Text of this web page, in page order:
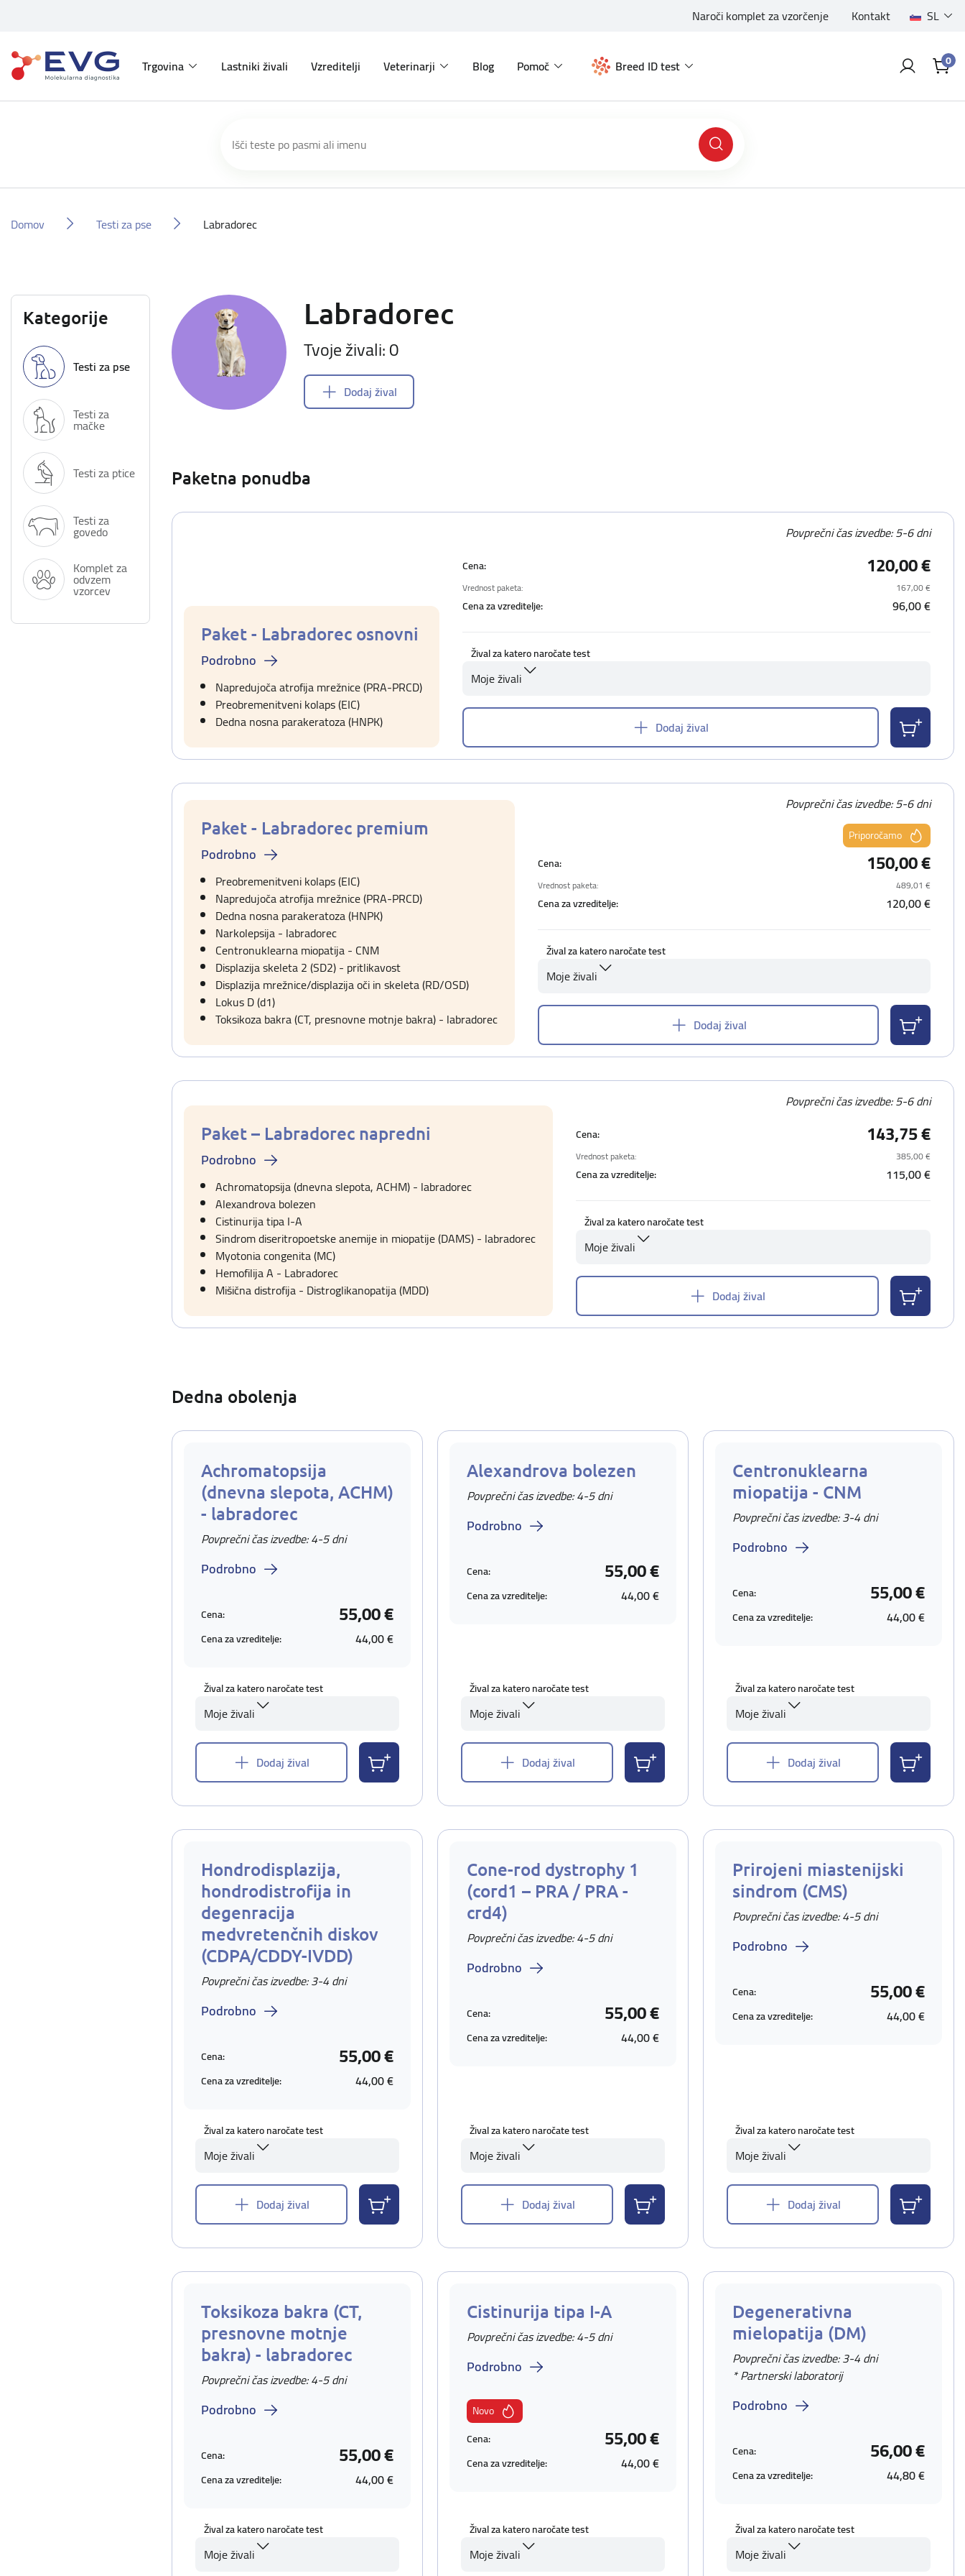
Naroči komplet za vzorčenje Kontakt SL
Trgovina Lastniki živali Vzreditelji Veterinarji Blog Pomoč Breed ID test 0
Domov Testi za pse Labradorec
Kategorije
Testi za pse
Testi za
mačke
Testi za ptice
Testi za
govedo
Komplet za
odvzem
vzorcev
Labradorec
Tvoje živali: 0
Dodaj žival
Paketna ponudba
Paket - Labradorec osnovni
Podrobno
Napredujoča atrofija mrežnice (PRA-PRCD)
Preobremenitveni kolaps (EIC)
Dedna nosna parakeratoza (HNPK)
Povprečni čas izvedbe: 5-6 dni
Cena: 120,00 €
Vrednost paketa: 167,00 €
Cena za vzreditelje: 96,00 €
Žival za katero naročate test
Moje živali
Dodaj žival
Paket - Labradorec premium
Podrobno
Preobremenitveni kolaps (EIC)
Napredujoča atrofija mrežnice (PRA-PRCD)
Dedna nosna parakeratoza (HNPK)
Narkolepsija - labradorec
Centronuklearna miopatija - CNM
Displazija skeleta 2 (SD2) - pritlikavost
Displazija mrežnice/displazija oči in skeleta (RD/OSD)
Lokus D (d1)
Toksikoza bakra (CT, presnovne motnje bakra) - labradorec
Povprečni čas izvedbe: 5-6 dni
Priporočamo
Cena:
150,00 €
Vrednost paketa: 489,01 €
Cena za vzreditelje: 120,00 €
Žival za katero naročate test
Moje živali
Dodaj žival
Paket – Labradorec napredni
Podrobno
Achromatopsija (dnevna slepota, ACHM) - labradorec
Alexandrova bolezen
Cistinurija tipa I-A
Sindrom diseritropoetske anemije in miopatije (DAMS) - labradorec
Myotonia congenita (MC)
Hemofilija A - Labradorec
Mišična distrofija - Distroglikanopatija (MDD)
Povprečni čas izvedbe: 5-6 dni
Cena: 143,75 €
Vrednost paketa: 385,00 €
Cena za vzreditelje: 115,00 €
Žival za katero naročate test
Moje živali
Dodaj žival
Dedna obolenja
Achromatopsija
(dnevna slepota, ACHM)
- labradorec
Povprečni čas izvedbe: 4-5 dni
Podrobno
Cena: 55,00 €
Cena za vzreditelje: 44,00 €
Žival za katero naročate test
Moje živali
Dodaj žival
Alexandrova bolezen
Povprečni čas izvedbe: 4-5 dni
Podrobno
Cena: 55,00 €
Cena za vzreditelje: 44,00 €
Žival za katero naročate test
Moje živali
Dodaj žival
Centronuklearna
miopatija - CNM
Povprečni čas izvedbe: 3-4 dni
Podrobno
Cena: 55,00 €
Cena za vzreditelje: 44,00 €
Žival za katero naročate test
Moje živali
Dodaj žival
Hondrodisplazija,
hondrodistrofija in
degenracija
medvretenčnih diskov
(CDPA/CDDY-IVDD)
Povprečni čas izvedbe: 3-4 dni
Podrobno
Cena: 55,00 €
Cena za vzreditelje: 44,00 €
Žival za katero naročate test
Moje živali
Dodaj žival
Cone-rod dystrophy 1
(cord1 – PRA / PRA -
crd4)
Povprečni čas izvedbe: 4-5 dni
Podrobno
Cena: 55,00 €
Cena za vzreditelje: 44,00 €
Žival za katero naročate test
Moje živali
Dodaj žival
Prirojeni miastenijski
sindrom (CMS)
Povprečni čas izvedbe: 4-5 dni
Podrobno
Cena: 55,00 €
Cena za vzreditelje: 44,00 €
Žival za katero naročate test
Moje živali
Dodaj žival
Toksikoza bakra (CT,
presnovne motnje
bakra) - labradorec
Povprečni čas izvedbe: 4-5 dni
Podrobno
Cena: 55,00 €
Cena za vzreditelje: 44,00 €
Žival za katero naročate test
Moje živali
Cistinurija tipa I-A
Povprečni čas izvedbe: 4-5 dni
Podrobno
Novo
Cena:
55,00 €
Cena za vzreditelje: 44,00 €
Žival za katero naročate test
Moje živali
Degenerativna
mielopatija (DM)
Povprečni čas izvedbe: 3-4 dni
* Partnerski laboratorij
Podrobno
Cena: 56,00 €
Cena za vzreditelje: 44,80 €
Žival za katero naročate test
Moje živali